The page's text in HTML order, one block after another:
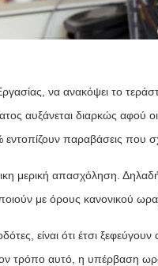
να ανακόψει το
αυξάνεται διαρκώς αφού
παραβάσεις που
μερική απασχόληση.
με όρους κανονικού
είναι ότι έτσι
τρόπο αυτό, η υπέρβαση